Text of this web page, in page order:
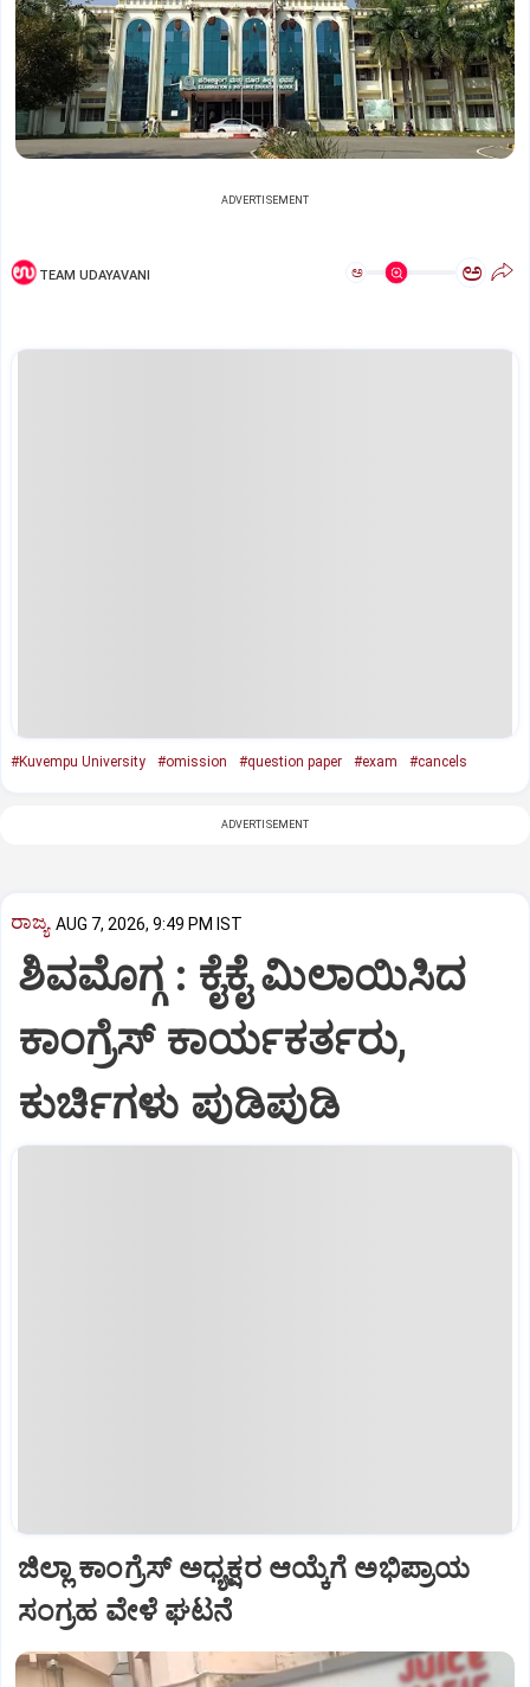
ADVERTISEMENT
TEAM UDAYAVANI ಅ ಅ
#Kuvempu University #omission #question paper #exam #cancels
ADVERTISEMENT
ರಾಜ್ಯ AUG 7, 2026, 9:49 PM IST
ಶಿವಮೊಗ್ಗ : ಕೈಕೈ ಮಿಲಾಯಿಸಿದ
ಕಾಂಗ್ರೆಸ್ ಕಾರ್ಯಕರ್ತರು,
ಕುರ್ಚಿಗಳು ಪುಡಿಪುಡಿ
ಜಿಲ್ಲಾ ಕಾಂಗ್ರೆಸ್ ಅಧ್ಯಕ್ಷರ ಆಯ್ಕೆಗೆ ಅಭಿಪ್ರಾಯ
ಸಂಗ್ರಹ ವೇಳೆ ಘಟನೆ